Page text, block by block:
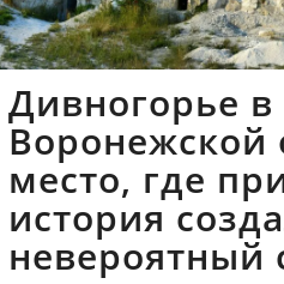
Дивногорье в
Воронежской
место, где
история
невероятный